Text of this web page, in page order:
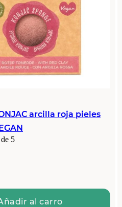
arcilla roja pieles
de 5
al carro